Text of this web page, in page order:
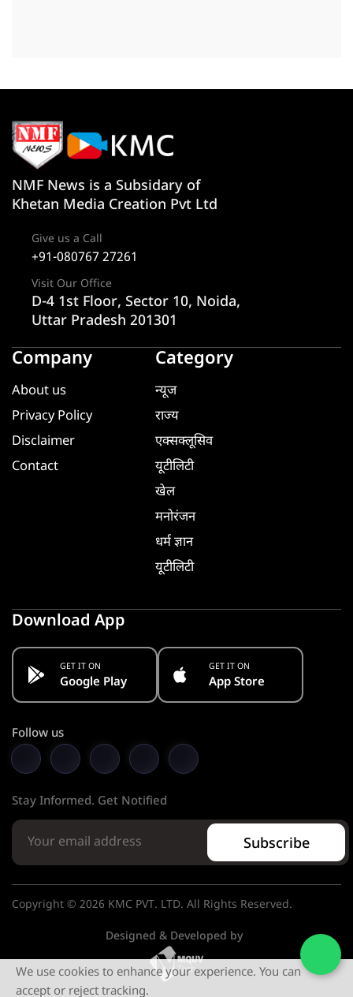
NMF News is a Subsidary of
Khetan Media Creation Pvt Ltd
Give us a Call
+91-080767 27261
Visit Our Office
D-4 1st Floor, Sector 10, Noida,
Uttar Pradesh 201301
Company
About us
Privacy Policy
Disclaimer
Contact
Category
न्यूज
राज्य
एक्सक्लूसिव
यूटीलिटी
खेल
मनोरंजन
धर्म ज्ञान
यूटीलिटी
Download App
GET IT ON
Google Play
GET IT ON
App Store
Follow us
Stay Informed. Get Notified
Subscribe
Copyright © 2026 KMC PVT. LTD. All Rights Reserved.
Designed & Developed by
We use cookies to enhance your experience. You can
accept or reject tracking.